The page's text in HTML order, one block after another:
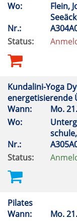
Wo:
Flein,
Nr.:
Status:
Kundalini-Yoga
energetisierende
Wann:
Mo.
Wo:
Nr.:
Status:
Pilates
Wann:
Mo.